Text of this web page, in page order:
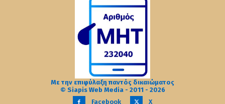
Με την επιφύλαξη παντός δικαιώματος
© Siapis Web Media - 2011 - 2026
Facebook
X